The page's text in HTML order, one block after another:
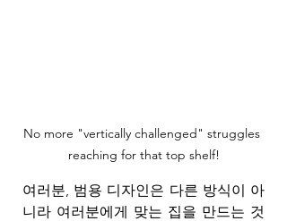
No more "vertically challenged" struggles
reaching for that top shelf!
여러분, 범용 디자인은 다른 방식이 아
니라 여러분에게 맞는 집을 만드는 것